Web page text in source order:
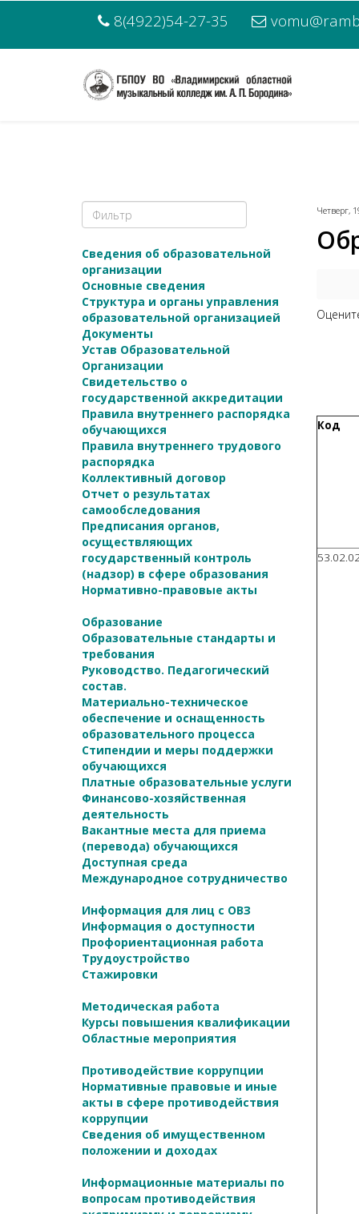
8(4922)54-27-35
Сведения об образовательной
организации
Основные сведения
Структура и органы управления
образовательной организацией
Документы
Устав Образовательной
Организации
Свидетельство о
государственной аккредитации
Правила внутреннего распорядка
обучающихся
Правила внутреннего трудового
распорядка
Коллективный договор
Отчет о результатах
самообследования
Предписания органов,
осуществляющих
государственный контроль
(надзор) в сфере образования
Нормативно-правовые акты
Образование
Образовательные стандарты и
требования
Руководство. Педагогический
состав.
Материально-техническое
обеспечение и оснащенность
образовательного процесса
Стипендии и меры поддержки
обучающихся
Платные образовательные услуги
Финансово-хозяйственная
деятельность
Вакантные места для приема
(перевода) обучающихся
Доступная среда
Международное сотрудничество
Информация для лиц с ОВЗ
Информация о доступности
Профориентационная работа
Трудоустройство
Стажировки
Методическая работа
Курсы повышения квалификации
Областные мероприятия
Противодействие коррупции
Нормативные правовые и иные
акты в сфере противодействия
коррупции
Сведения об имущественном
положении и доходах
Информационные материалы по
вопросам противодействия
Четверг,
Код